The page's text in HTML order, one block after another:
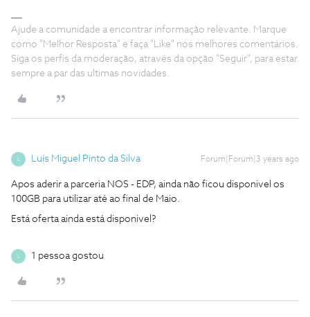
Ajude a comunidade a encontrar informação relevante. Marque
como "Melhor Resposta" e faça "Like" nos melhores comentários.
Siga os perfis da moderação, através da opção "Seguir", para estar
sempre a par das ultimas novidades.
Luís Miguel Pinto da Silva Forum|Forum|3 years ago
Apos aderir a parceria NOS - EDP, ainda não ficou disponivel os
100GB para utilizar até ao final de Maio.
Está oferta ainda está disponivel?
1 pessoa gostou